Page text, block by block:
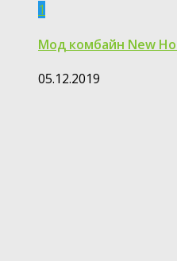
1
Мод комбайн New
05.12.2019